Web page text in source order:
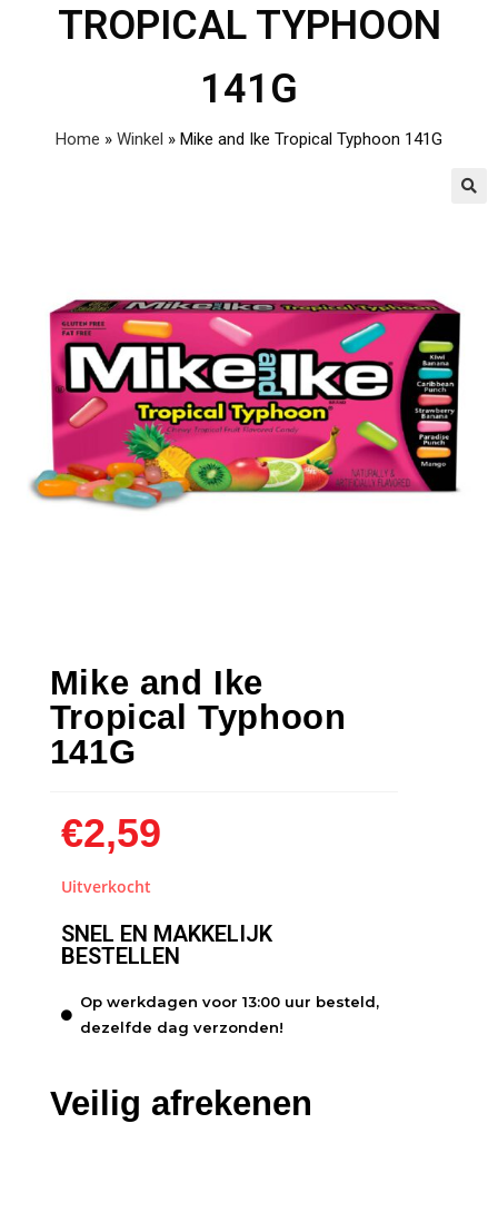
TROPICAL TYPHOON
141G
Home » Winkel » Mike and Ike Tropical Typhoon 141G
Mike and Ike
Tropical Typhoon
141G
€2,59
Uitverkocht
SNEL EN MAKKELIJK
BESTELLEN
Op werkdagen voor 13:00 uur besteld,
dezelfde dag verzonden!
Veilig afrekenen